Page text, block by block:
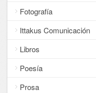
Fotografía
Ittakus Comunicación
Libros
Poesía
Prosa